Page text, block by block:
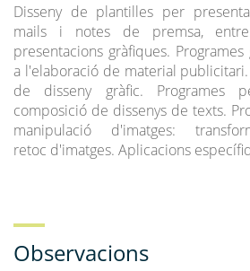
Disseny de plantilles per
mails i notes de premsa,
presentacions gràfiques.
a l'elaboració de material
de disseny gràfic. Programes
composició de dissenys de texts.
manipulació d'imatges:
retoc d'imatges. Aplicacions
Observacions